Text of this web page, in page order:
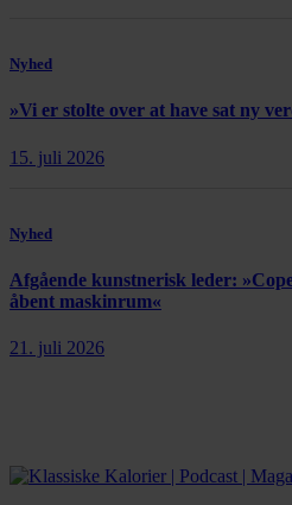
Nyhed
»Vi er stolte over at have sat ny
15. juli 2026
Nyhed
Afgående kunstnerisk leder:
åbent maskinrum«
21. juli 2026